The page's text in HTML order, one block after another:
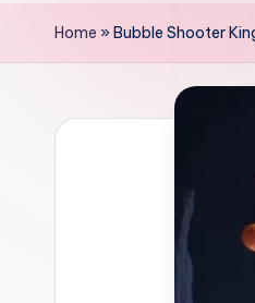
Home »Bubble Shooter